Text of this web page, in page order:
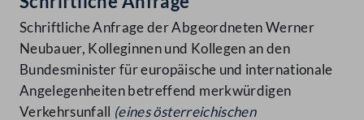
Schriftliche Anfrage der Abgeordneten Werner
Neubauer, Kolleginnen und Kollegen an den
Bundesminister für europäische und internationale
Angelegenheiten betreffend merkwürdigen
Verkehrsunfall (eines österreichischen